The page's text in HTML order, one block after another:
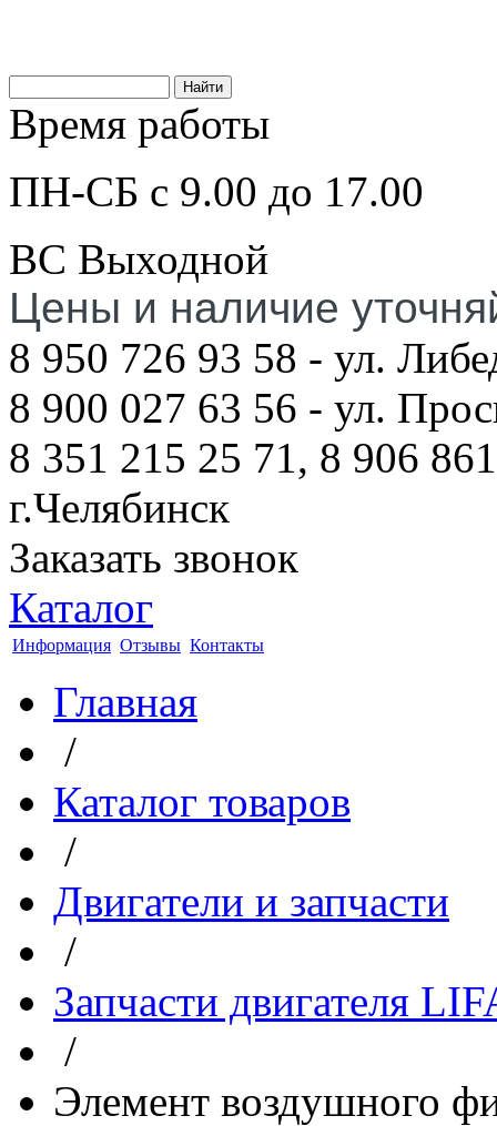
Время работы
ПН-СБ с 9.00 до 17.00
ВС Выходной
Цены и наличие
8 950 726 93 58 - ул.
8 900 027 63 56 - ул.
8 351 215 25 71, 8 906
г.Челябинск
Заказать звонок
Каталог
Информация Отзывы Контакты
Главная
/
Каталог товаров
/
Двигатели и запчасти
/
Запчасти двигателя
/
Элемент воздушного